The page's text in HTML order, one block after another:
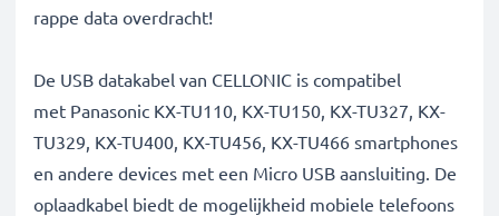
rappe data overdracht!
De USB datakabel van CELLONIC is compatibel
met Panasonic KX-TU110, KX-TU150, KX-TU327, KX-
TU329, KX-TU400, KX-TU456, KX-TU466 smartphones
en andere devices met een Micro USB aansluiting. De
oplaadkabel biedt de mogelijkheid mobiele telefoons